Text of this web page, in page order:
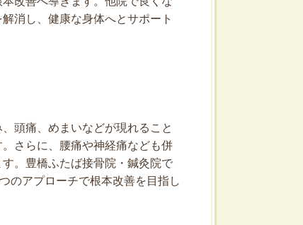
消し、健康な身体へとサポート
頭痛、めまいなどが現れること
さらに、腰痛や神経痛なども併
。豊橋ふたば接骨院・鍼灸院で
のアプローチで根本改善を目指し